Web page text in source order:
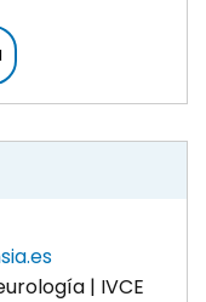
| IVCE